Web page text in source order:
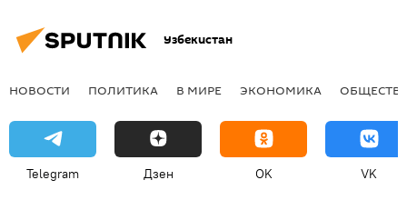
Узбекистан
НОВОСТИ ПОЛИТИКА В МИРЕ ЭКОНОМИКА
Telegram Дзен OK VK